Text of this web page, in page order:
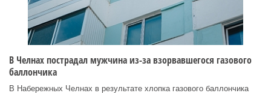
В Челнах пострадал мужчина из-за взорвавшегося газового
баллончика
В Набережных Челнах в результате хлопка газового баллончика